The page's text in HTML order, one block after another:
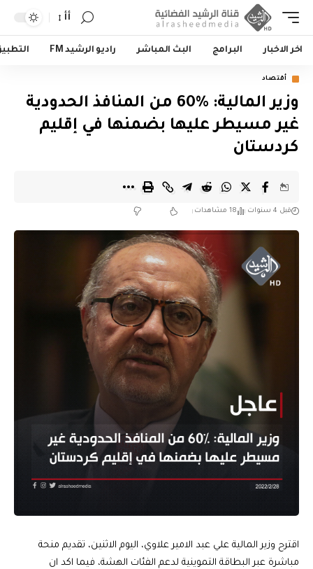
أأ
اخر الاخبار البرامج البث المباشر راديو الرشيد FM
أقتصاد
وزير المالية: 60‎%‎ من المنافذ الحدودية
غير مسيطر عليها بضمنها في إقليم
كردستان
قبل 4 سنوات 18 مشاهدات
اقترح وزير المالية علي عبد الامير علاوي، اليوم الاثنين، تقديم منحة
مباشرة عبر البطاقة التموينية لدعم الفئات الهشة، فيما اكد ان